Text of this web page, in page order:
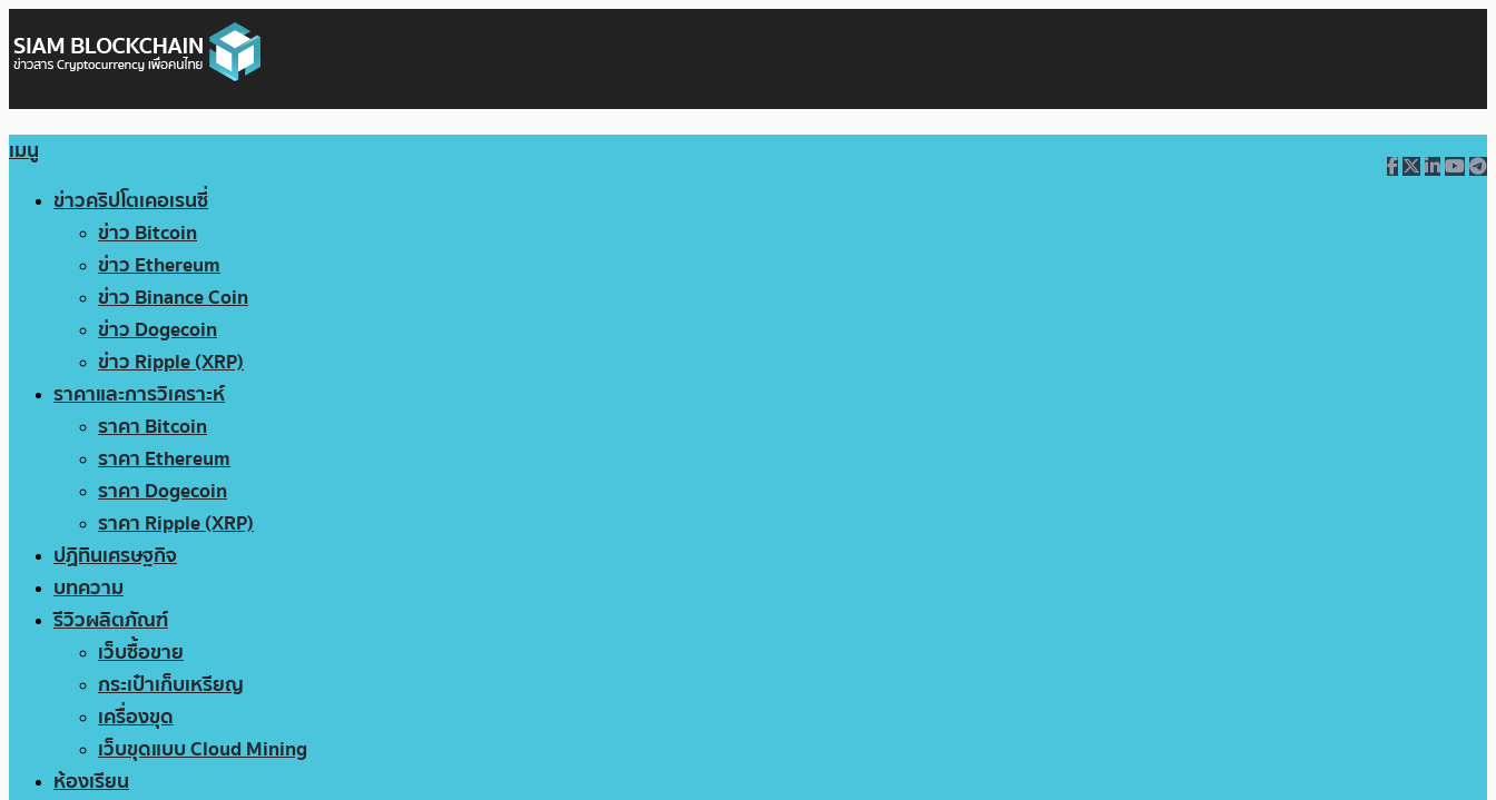
เมนู
ข่าวคริปโตเคอเรนซี่
ข่าว Bitcoin
ข่าว Ethereum
ข่าว Binance Coin
ข่าว Dogecoin
ข่าว Ripple (XRP)
ราคาและการวิเคราะห์
ราคา Bitcoin
ราคา Ethereum
ราคา Dogecoin
ราคา Ripple (XRP)
ปฏิทินเศรษฐกิจ
บทความ
รีวิวผลิตภัณฑ์
เว็บซื้อขาย
กระเป๋าเก็บเหรียญ
เครื่องขุด
เว็บขุดแบบ Cloud Mining
ห้องเรียน